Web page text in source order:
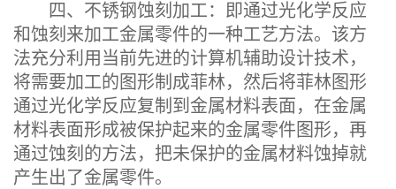
四、不锈钢蚀刻加工：即通过光化学反应
和蚀刻来加工金属零件的一种工艺方法。该方
法充分利用当前先进的计算机辅助设计技术，
将需要加工的图形制成菲林，然后将菲林图形
通过光化学反应复制到金属材料表面，在金属
材料表面形成被保护起来的金属零件图形，再
通过蚀刻的方法，把未保护的金属材料蚀掉就
产生出了金属零件。